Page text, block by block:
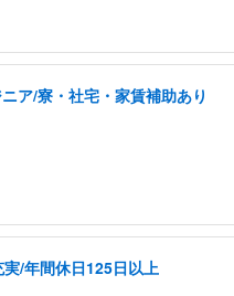
ア/寮・社宅・家賃補助あり
/年間休日125日以上